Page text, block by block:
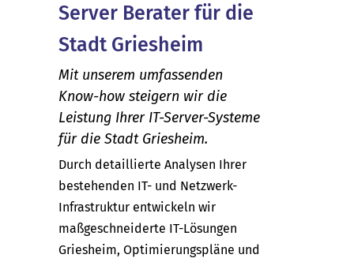
Server Berater für die
Stadt Griesheim
Mit unserem umfassenden
Know-how steigern wir die
Leistung Ihrer IT-Server-Systeme
für die Stadt Griesheim.
Durch detaillierte Analysen Ihrer
bestehenden IT- und Netzwerk-
Infrastruktur entwickeln wir
maßgeschneiderte IT-Lösungen
Griesheim, Optimierungspläne und